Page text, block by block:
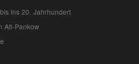
ins 20. Jahrhundert
Alt-Pankow